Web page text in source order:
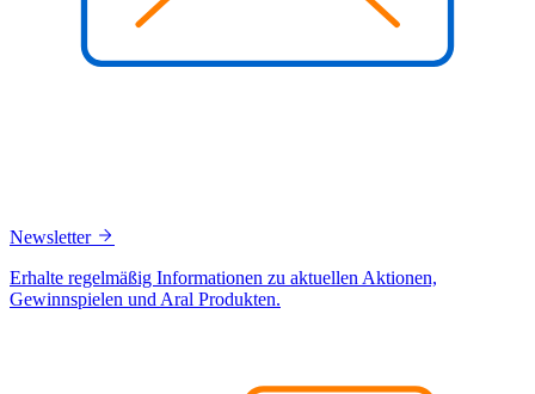
Newsletter
Erhalte regelmäßig Informationen zu aktuellen Aktionen,
Gewinnspielen und Aral Produkten.